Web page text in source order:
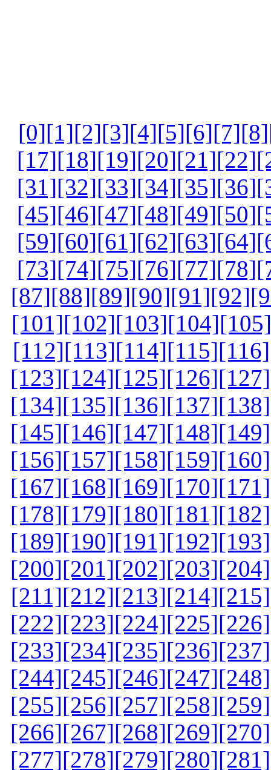
[0][1][2][3][4][5][6][7][8]
[17][18][19][20][21][22]
[31][32][33][34][35][36]
[45][46][47][48][49][50]
[59][60][61][62][63][64]
[73][74][75][76][77][78]
[87][88][89][90][91][92]
[101][102][103][104][105]
[112][113][114][115][116]
[123][124][125][126][127]
[134][135][136][137][138]
[145][146][147][148][149]
[156][157][158][159][160]
[167][168][169][170][171]
[178][179][180][181][182]
[189][190][191][192][193]
[200][201][202][203][204]
[211][212][213][214][215]
[222][223][224][225][226]
[233][234][235][236][237]
[244][245][246][247][248]
[255][256][257][258][259]
[266][267][268][269][270]
[277][278][279][280][281]